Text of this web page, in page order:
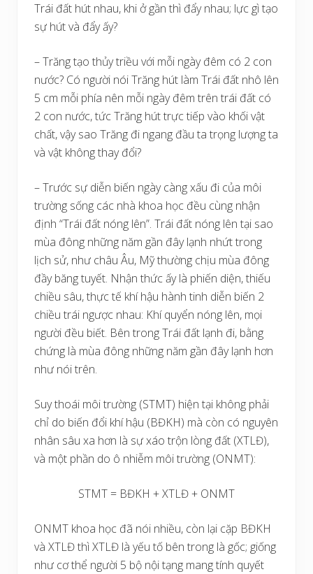
Trái đất hút nhau, khi ở gần thì đẩy nhau; lực gì tạo
sự hút và đẩy ấy?
– Trăng tạo thủy triều với mỗi ngày đêm có 2 con
nước? Có người nói Trăng hút làm Trái đất nhô lên
5 cm mỗi phía nên mỗi ngày đêm trên trái đất có
2 con nước, tức Trăng hút trực tiếp vào khối vật
chất, vậy sao Trăng đi ngang đầu ta trọng lượng ta
và vật không thay đổi?
– Trước sự diễn biến ngày càng xấu đi của môi
trường sống các nhà khoa học đều cùng nhận
định “Trái đất nóng lên”. Trái đất nóng lên tại sao
mùa đông những năm gần đây lạnh nhứt trong
lịch sử, như châu Âu, Mỹ thường chịu mùa đông
đầy băng tuyết. Nhận thức ấy là phiến diện, thiếu
chiều sâu, thực tế khí hậu hành tinh diễn biến 2
chiều trái ngược nhau: Khí quyển nóng lên, mọi
người đều biết. Bên trong Trái đất lạnh đi, bằng
chứng là mùa đông những năm gần đây lạnh hơn
như nói trên.
Suy thoái môi trường (STMT) hiện tại không phải
chỉ do biến đổi khí hậu (BĐKH) mà còn có nguyên
nhân sâu xa hơn là sự xáo trộn lòng đất (XTLĐ),
và một phần do ô nhiễm môi trường (ONMT):
STMT = BĐKH + XTLĐ + ONMT
ONMT khoa học đã nói nhiều, còn lại cặp BĐKH
và XTLĐ thì XTLĐ là yếu tố bên trong là gốc; giống
như cơ thể người 5 bộ nội tạng mang tính quyết